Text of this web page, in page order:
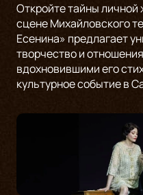
Откройте тайны личной
сцене Михайловского
Есенина» предлагает
творчество и
вдохновившими его
культурное событие в